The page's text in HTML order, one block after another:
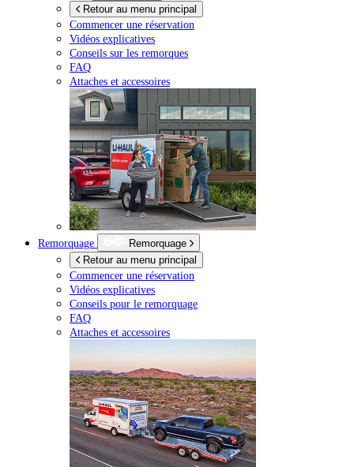
Retour au menu principal
Commencer une réservation
Vidéos explicatives
Conseils sur les remorques
FAQ
Attaches et accessoires
Remorquage
Remorquage
Retour au menu principal
Commencer une réservation
Vidéos explicatives
Conseils pour le remorquage
FAQ
Attaches et accessoires